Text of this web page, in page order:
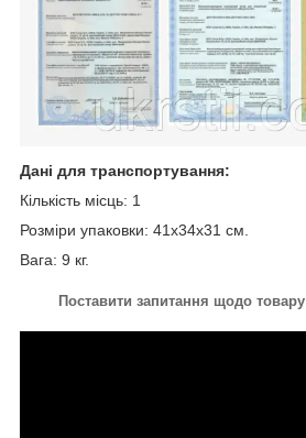
Дані для транспортування:
Кількість місць: 1
Розміри упаковки: 41х34х31 см.
Вага: 9 кг.
Поставити запитання щодо товару